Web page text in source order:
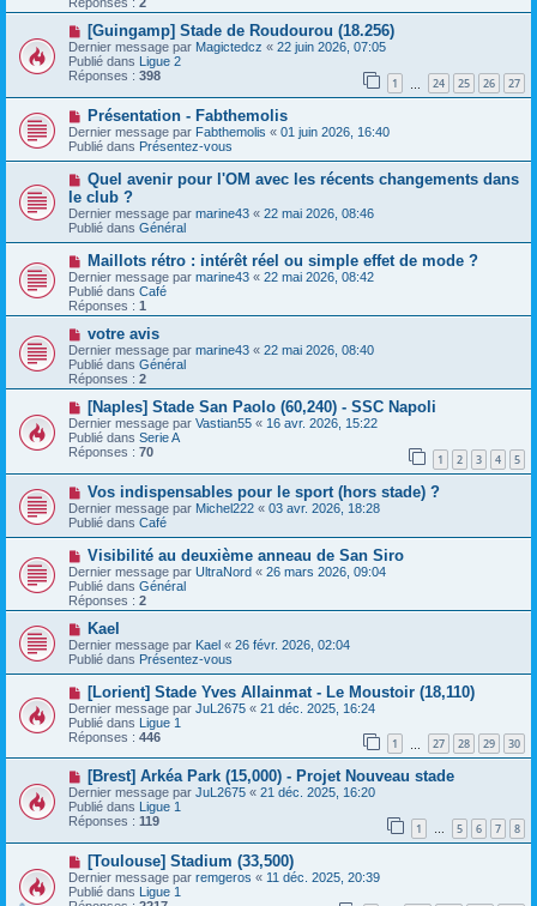
s
a
g
e
e
a
u
m
e
s
s
a
g
e
Réponses : 2
N
o
u
v
e
a
m
e
s
s
a
g
e
[Guingamp] Stade de Roudourou (18.256)
Dernier message par Magictedcz « 22 juin 2026, 07:05
Publié dans Ligue 2
Réponses : 398 1 24 25 26 27
N
o
u
v
a
u
m
e
s
s
a
g
e
Présentation - Fabthemolis
Dernier message par Fabthemolis « 01 juin 2026, 16:40
Publié dans Présentez-vous
N
u
v
e
a
m
e
s
s
a
g
e
Quel avenir pour l'OM avec les récents changements dans
le club ?
Dernier message par marine43 « 22 mai 2026, 08:46
Publié dans Général
N
o
u
v
e
a
m
e
s
s
a
g
e
Maillots rétro : intérêt réel ou simple effet de mode ?
Dernier message par marine43 « 22 mai 2026, 08:42
Publié dans Café
Réponses : 1
N
o
u
v
e
a
u
m
e
s
s
a
g
e
votre avis
Dernier message par marine43 « 22 mai 2026, 08:40
Publié dans Général
Réponses : 2
N
o
u
v
e
a
u
m
e
s
g
e
[Naples] Stade San Paolo (60,240) - SSC Napoli
Dernier message par Vastian55 « 16 avr. 2026, 15:22
Publié dans Serie A
Réponses : 70 1 2 3 4 5
N
o
u
v
e
u
m
e
s
a
g
e
Vos indispensables pour le sport (hors stade) ?
Dernier message par Michel222 « 03 avr. 2026, 18:28
Publié dans Café
N
o
u
v
e
a
u
m
e
a
g
e
Visibilité au deuxième anneau de San Siro
Dernier message par UltraNord « 26 mars 2026, 09:04
Publié dans Général
Réponses : 2
N
o
u
v
e
u
m
e
s
s
a
g
e
Kael
Dernier message par Kael « 26 févr. 2026, 02:04
Publié dans Présentez-vous
N
o
u
v
e
a
m
e
s
s
a
e
[Lorient] Stade Yves Allainmat - Le Moustoir (18,110)
Dernier message par JuL2675 « 21 déc. 2025, 16:24
Publié dans Ligue 1
Réponses : 446 1 27 28 29 30
N
o
u
v
e
a
m
e
s
[Brest] Arkéa Park (15,000) - Projet Nouveau stade
Dernier message par JuL2675 « 21 déc. 2025, 16:20
Publié dans
Ligue 1
Réponses : 119 1 … 5 6 7 8
N
o
u
v
[Toulouse] Stadium (33,500)
Dernier message par remgeros « 11 déc. 2025, 20:39
Publié dans Ligue 1